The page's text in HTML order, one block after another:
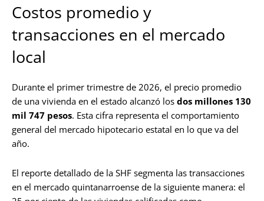
Costos promedio y
transacciones en el mercado
local
Durante el primer trimestre de 2026, el precio promedio
de una vivienda en el estado alcanzó los dos millones 130
mil 747 pesos. Esta cifra representa el comportamiento
general del mercado hipotecario estatal en lo que va del
año.
El reporte detallado de la SHF segmenta las transacciones
en el mercado quintanarroense de la siguiente manera: el